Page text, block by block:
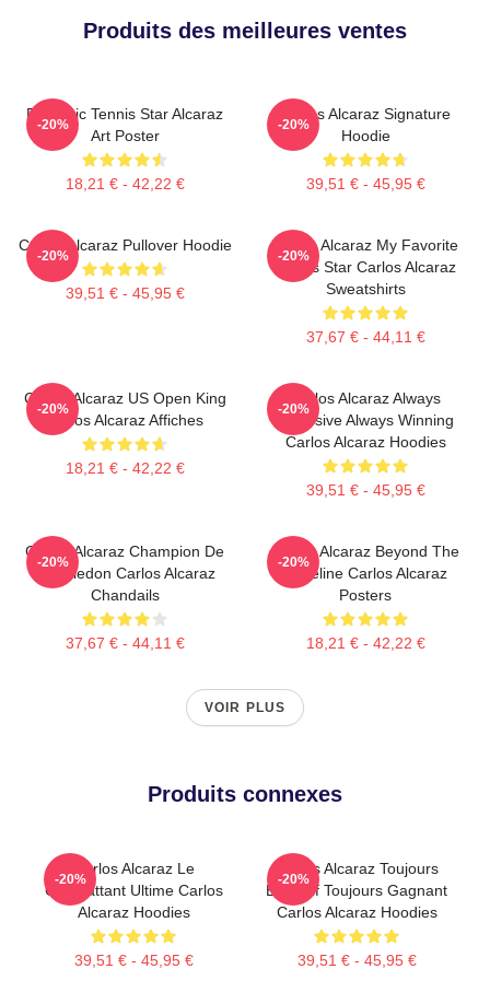
Produits des meilleures ventes
Dynamic Tennis Star Alcaraz
Art Poster
18,21 € - 42,22 €
-20%
Carlos Alcaraz Signature
Hoodie
39,51 € - 45,95 €
-20%
Carlos Alcaraz Pullover Hoodie
39,51 € - 45,95 €
-20%
Carlos Alcaraz My Favorite
Tennis Star Carlos Alcaraz
Sweatshirts
37,67 € - 44,11 €
-20%
Carlos Alcaraz US Open King
Carlos Alcaraz Affiches
18,21 € - 42,22 €
-20%
Carlos Alcaraz Always
Explosive Always Winning
Carlos Alcaraz Hoodies
39,51 € - 45,95 €
-20%
Carlos Alcaraz Champion De
Wimbledon Carlos Alcaraz
Chandails
37,67 € - 44,11 €
-20%
Carlos Alcaraz Beyond The
Baseline Carlos Alcaraz
Posters
18,21 € - 42,22 €
-20%
VOIR PLUS
Produits connexes
Carlos Alcaraz Le
Combattant Ultime Carlos
Alcaraz Hoodies
39,51 € - 45,95 €
-20%
Carlos Alcaraz Toujours
Explosif Toujours Gagnant
Carlos Alcaraz Hoodies
39,51 € - 45,95 €
-20%